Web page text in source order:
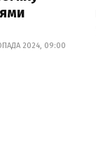
2024, 09:00